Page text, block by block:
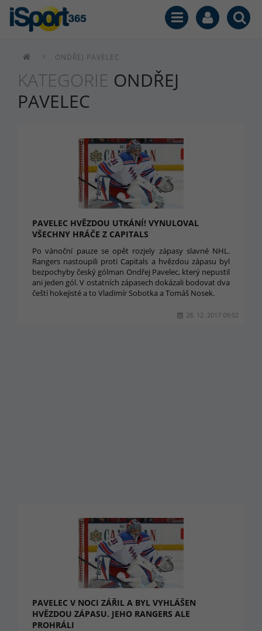
ONDŘEJ PAVELEC
KATEGORIE ONDŘEJ
PAVELEC
PAVELEC HVĚZDOU UTKÁNÍ! VYNULOVAL
VŠECHNY HRÁČE Z CAPITALS
Po vánoční pauze se opět rozjely zápasy slavné NHL.
Rangers nastoupili proti Capitals a hvězdou zápasu byl
bezpochyby český gólman Ondřej Pavelec, který nepustil
ani jeden gól. V ostatních zápasech dokázali bodovat dva
čeští hokejisté a to Vladimír Sobotka a Tomáš Nosek.
28. 12. 2017 09:02
PAVELEC V NOCI ZÁŘIL A BYL VYHLÁŠEN
HVĚZDOU ZÁPASU. JEHO RANGERS ALE
PROHRÁLI